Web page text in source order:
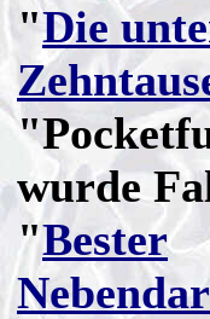
"Die
wurde
"Bester